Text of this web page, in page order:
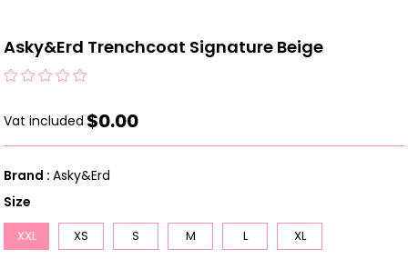
Asky&Erd Trenchcoat Signature Beige
Vat included $0.00
Brand : Asky&Erd
Size
XXL XS S M L XL